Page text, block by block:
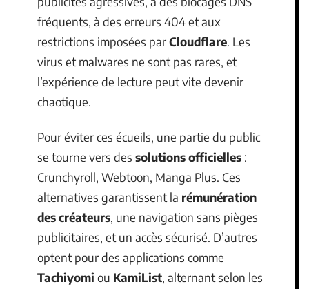
fréquents, à des erreurs 404 et aux
restrictions imposées parCloudflare. Les
virus et malwares ne sont pas rares, et
l’expérience de lecture peut vite devenir
chaotique.
Pour éviter ces écueils, une partie du public
se tourne vers des solutions officielles :
Crunchyroll, Webtoon, Manga Plus. Ces
alternatives garantissent la rémunération
des créateurs, une navigation sans pièges
publicitaires, et un accès sécurisé. D’autres
optent pour des applications comme
Tachiyomi ou KamiList, alternant selon les